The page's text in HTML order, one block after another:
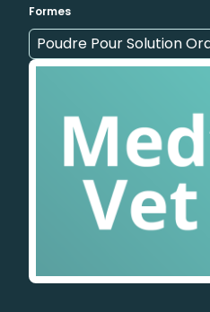
Formes
Poudre Pour Solution